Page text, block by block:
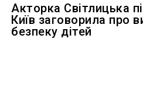
Акторка Світлицька
Київ заговорила про
безпеку дітей